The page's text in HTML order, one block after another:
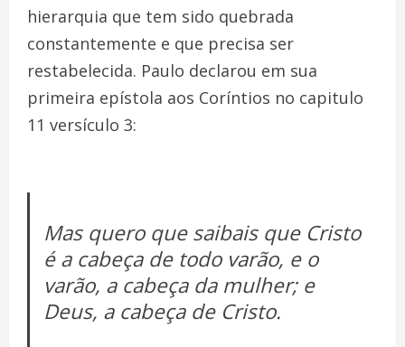
hierarquia que tem sido quebrada
constantemente e que precisa ser
restabelecida. Paulo declarou em sua
primeira epístola aos Coríntios no capitulo
11 versículo 3:
Mas quero que saibais que Cristo
é a cabeça de todo varão, e o
varão, a cabeça da mulher; e
Deus, a cabeça de Cristo.